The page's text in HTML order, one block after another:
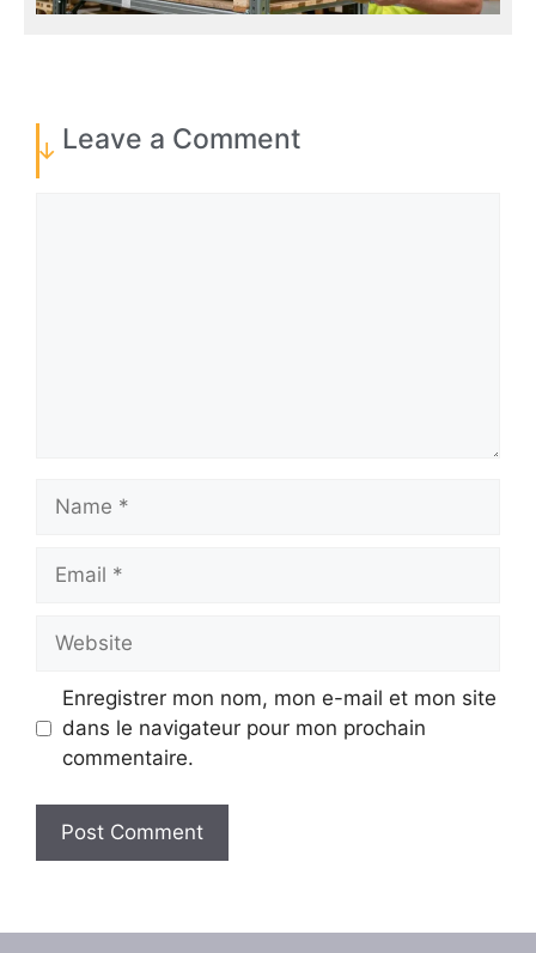
Leave a Comment
Name
Email
Website
Enregistrer mon nom, mon e-mail et mon site
dans le navigateur pour mon prochain
commentaire.